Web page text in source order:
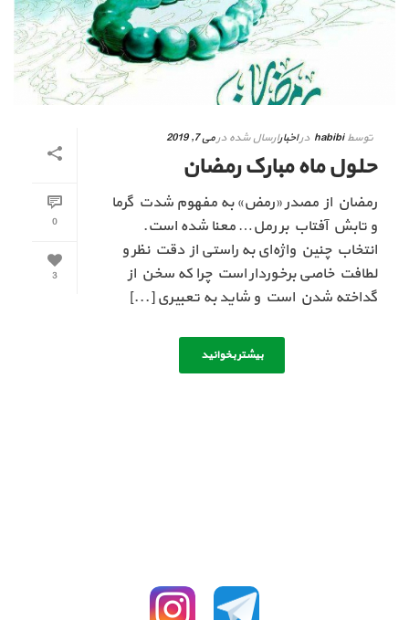
0
3
توسطhabibi دراخبارارسال شده درمی 7, 2019
حلول ماه مبارک رمضان
رمضان از مصدر «رمض» به مفهوم شدت گرما
و تابش آفتاب بر رمل… معنا شده است.
انتخاب چنین واژه‌ای به راستی از دقت نظر و
لطافت خاصی برخوردار است چرا که سخن از
گداخته شدن است و شاید به تعبیری [...]
بیشتر بخوانید